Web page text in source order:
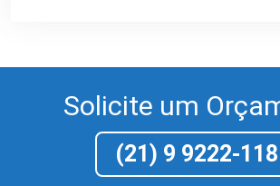
Solicite um
(21) 9 9222-